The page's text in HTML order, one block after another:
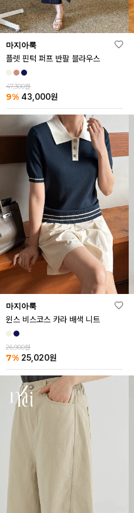
마지아룩
플렛 핀턱 퍼프 반팔 블라우스
47,300원
9% 43,000원
마지아룩
윈스 비스코스 카라 배색 니트
26,900원
7% 25,020원